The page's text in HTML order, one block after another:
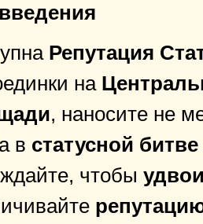
Репутация
на
, наносите не
в статусной битве
чтобы